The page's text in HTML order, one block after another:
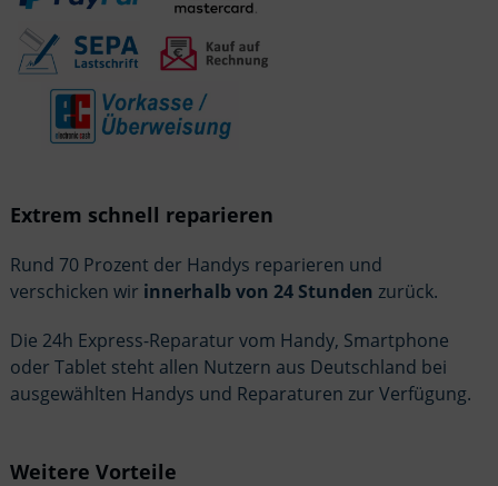
Extrem schnell reparieren
Rund 70 Prozent der Handys reparieren und
verschicken wir innerhalb von 24 Stunden zurück.
Die 24h Express-Reparatur vom Handy, Smartphone
oder Tablet steht allen Nutzern aus Deutschland bei
ausgewählten Handys und Reparaturen zur Verfügung.
Weitere Vorteile